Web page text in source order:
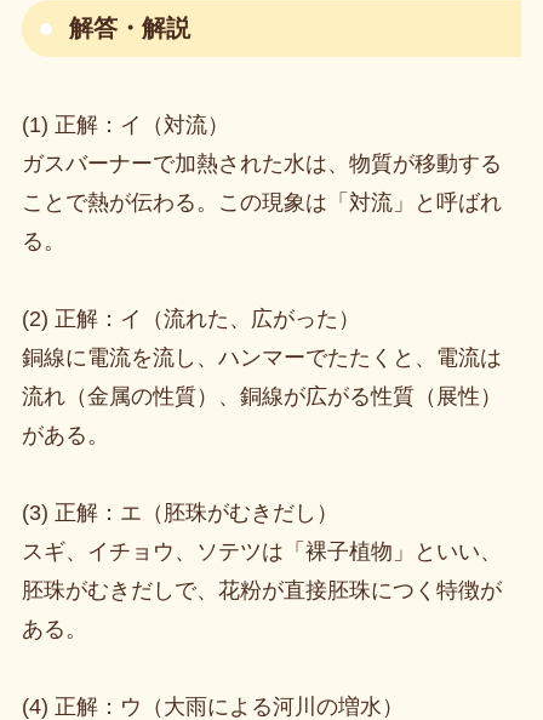
解答・解説
(1) 正解：イ（対流）
ガスバーナーで加熱された水は、物質が移動する
ことで熱が伝わる。この現象は「対流」と呼ばれ
る。
(2) 正解：イ（流れた、広がった）
銅線に電流を流し、ハンマーでたたくと、電流は
流れ（金属の性質）、銅線が広がる性質（展性）
がある。
(3) 正解：エ（胚珠がむきだし）
スギ、イチョウ、ソテツは「裸子植物」といい、
胚珠がむきだしで、花粉が直接胚珠につく特徴が
ある。
(4) 正解：ウ（大雨による河川の増水）